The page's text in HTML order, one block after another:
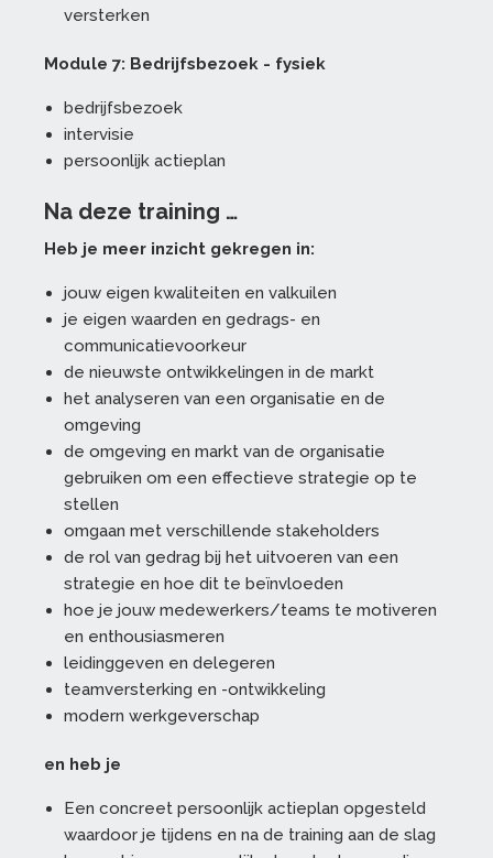
versterken
Module 7: Bedrijfsbezoek - fysiek
bedrijfsbezoek
intervisie
persoonlijk actieplan
Na deze training …
Heb je meer inzicht gekregen in:
jouw eigen kwaliteiten en valkuilen
je eigen waarden en gedrags- en
communicatievoorkeur
de nieuwste ontwikkelingen in de markt
het analyseren van een organisatie en de
omgeving
de omgeving en markt van de organisatie
gebruiken om een effectieve strategie op te
stellen
omgaan met verschillende stakeholders
de rol van gedrag bij het uitvoeren van een
strategie en hoe dit te beïnvloeden
hoe je jouw medewerkers/teams te motiveren
en enthousiasmeren
leidinggeven en delegeren
teamversterking en -ontwikkeling
modern werkgeverschap
en heb je
Een concreet persoonlijk actieplan opgesteld
waardoor je tijdens en na de training aan de slag